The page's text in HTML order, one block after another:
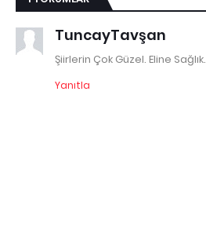
TuncayTavşan
Şiirlerin Çok Güzel. Eline Sağlık.
Yanıtla